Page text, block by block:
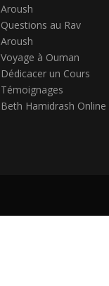
Aroush
Questions au Rav
Aroush
Voyage à Ouman
Dédicacer un Cours
Témoignages
Beth Hamidrash Online